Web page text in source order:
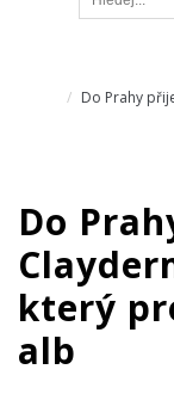
Do Prahy
Do
který
alb